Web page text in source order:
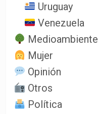
Uruguay
Venezuela
Medioambiente
Mujer
Opinión
Otros
Política